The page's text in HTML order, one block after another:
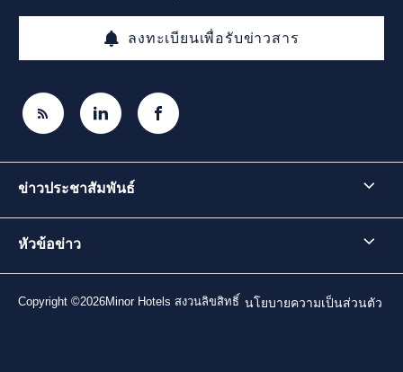
ลงทะเบียนเพื่อรับข่าวสาร
ข่าวประชาสัมพันธ์
หัวข้อข่าว
Copyright ©2026Minor Hotels สงวนลิขสิทธิ์ นโยบายความเป็นส่วนตัว